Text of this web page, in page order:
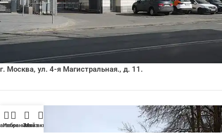
г. Москва, ул. 4-я Магистральная., д. 11.
ИзбранноеЗаказ
Мой аккаунт